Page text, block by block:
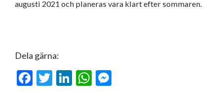
augusti 2021 och planeras vara klart efter sommaren.
Dela gärna:
Facebook
Twitter
LinkedIn
WhatsApp